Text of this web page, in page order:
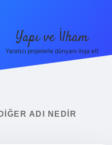
Yapı ve İlham
Yaratıcı projelerle dünyanı inşa et!
ADI NEDIR